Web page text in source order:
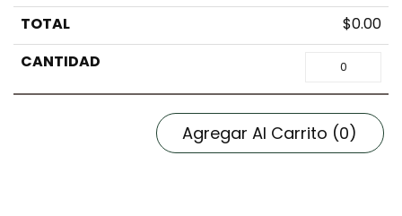
$0.00
Agregar Al Carrito (0)